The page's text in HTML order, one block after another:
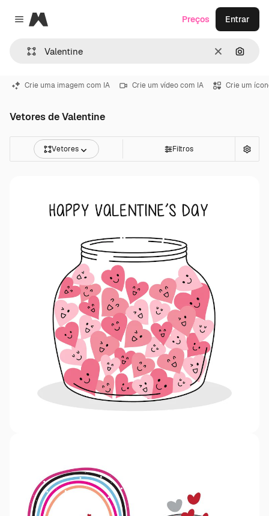
Close menu
Magnific
Limpar
Preços Entrar
Crie uma imagem com IA Crie um vídeo com IA Crie um
Vetores de Valentine
Vetores Filtros